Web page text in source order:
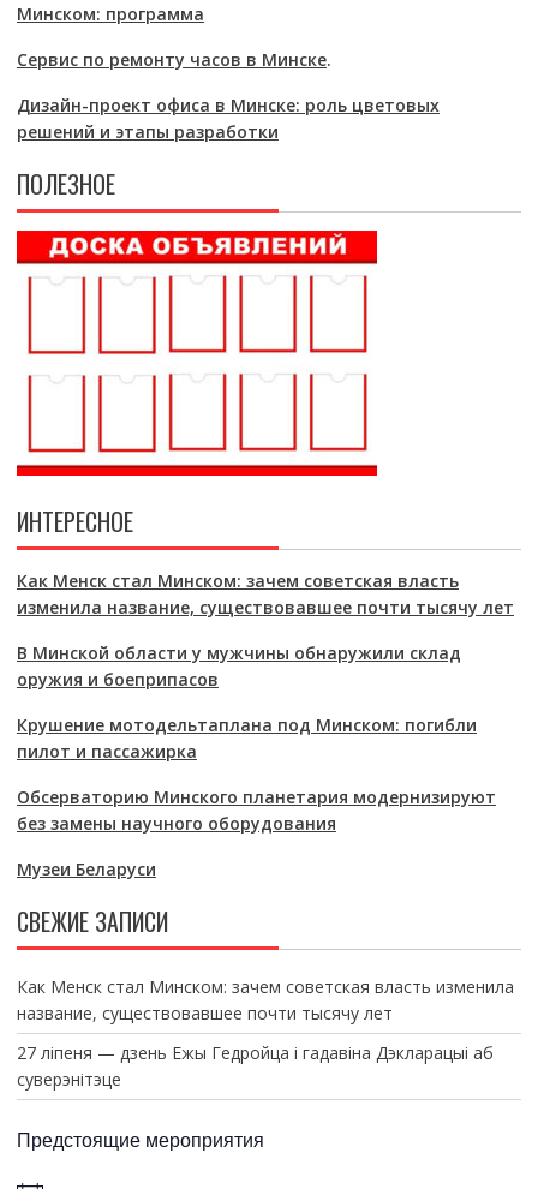
Минском: программа
Сервис по ремонту часов в Минске.
Дизайн-проект офиса в Минске: роль цветовых
решений и этапы разработки
ПОЛЕЗНОЕ
ИНТЕРЕСНОЕ
Как Менск стал Минском: зачем советская власть
изменила название, существовавшее почти тысячу лет
В Минской области у мужчины обнаружили склад
оружия и боеприпасов
Крушение мотодельтаплана под Минском: погибли
пилот и пассажирка
Обсерваторию Минского планетария модернизируют
без замены научного оборудования
Музеи Беларуси
СВЕЖИЕ ЗАПИСИ
Как Менск стал Минском: зачем советская власть изменила
название, существовавшее почти тысячу лет
27 ліпеня — дзень Ежы Гедройца і гадавіна Дэкларацыі аб
суверэнітэце
Предстоящие мероприятия